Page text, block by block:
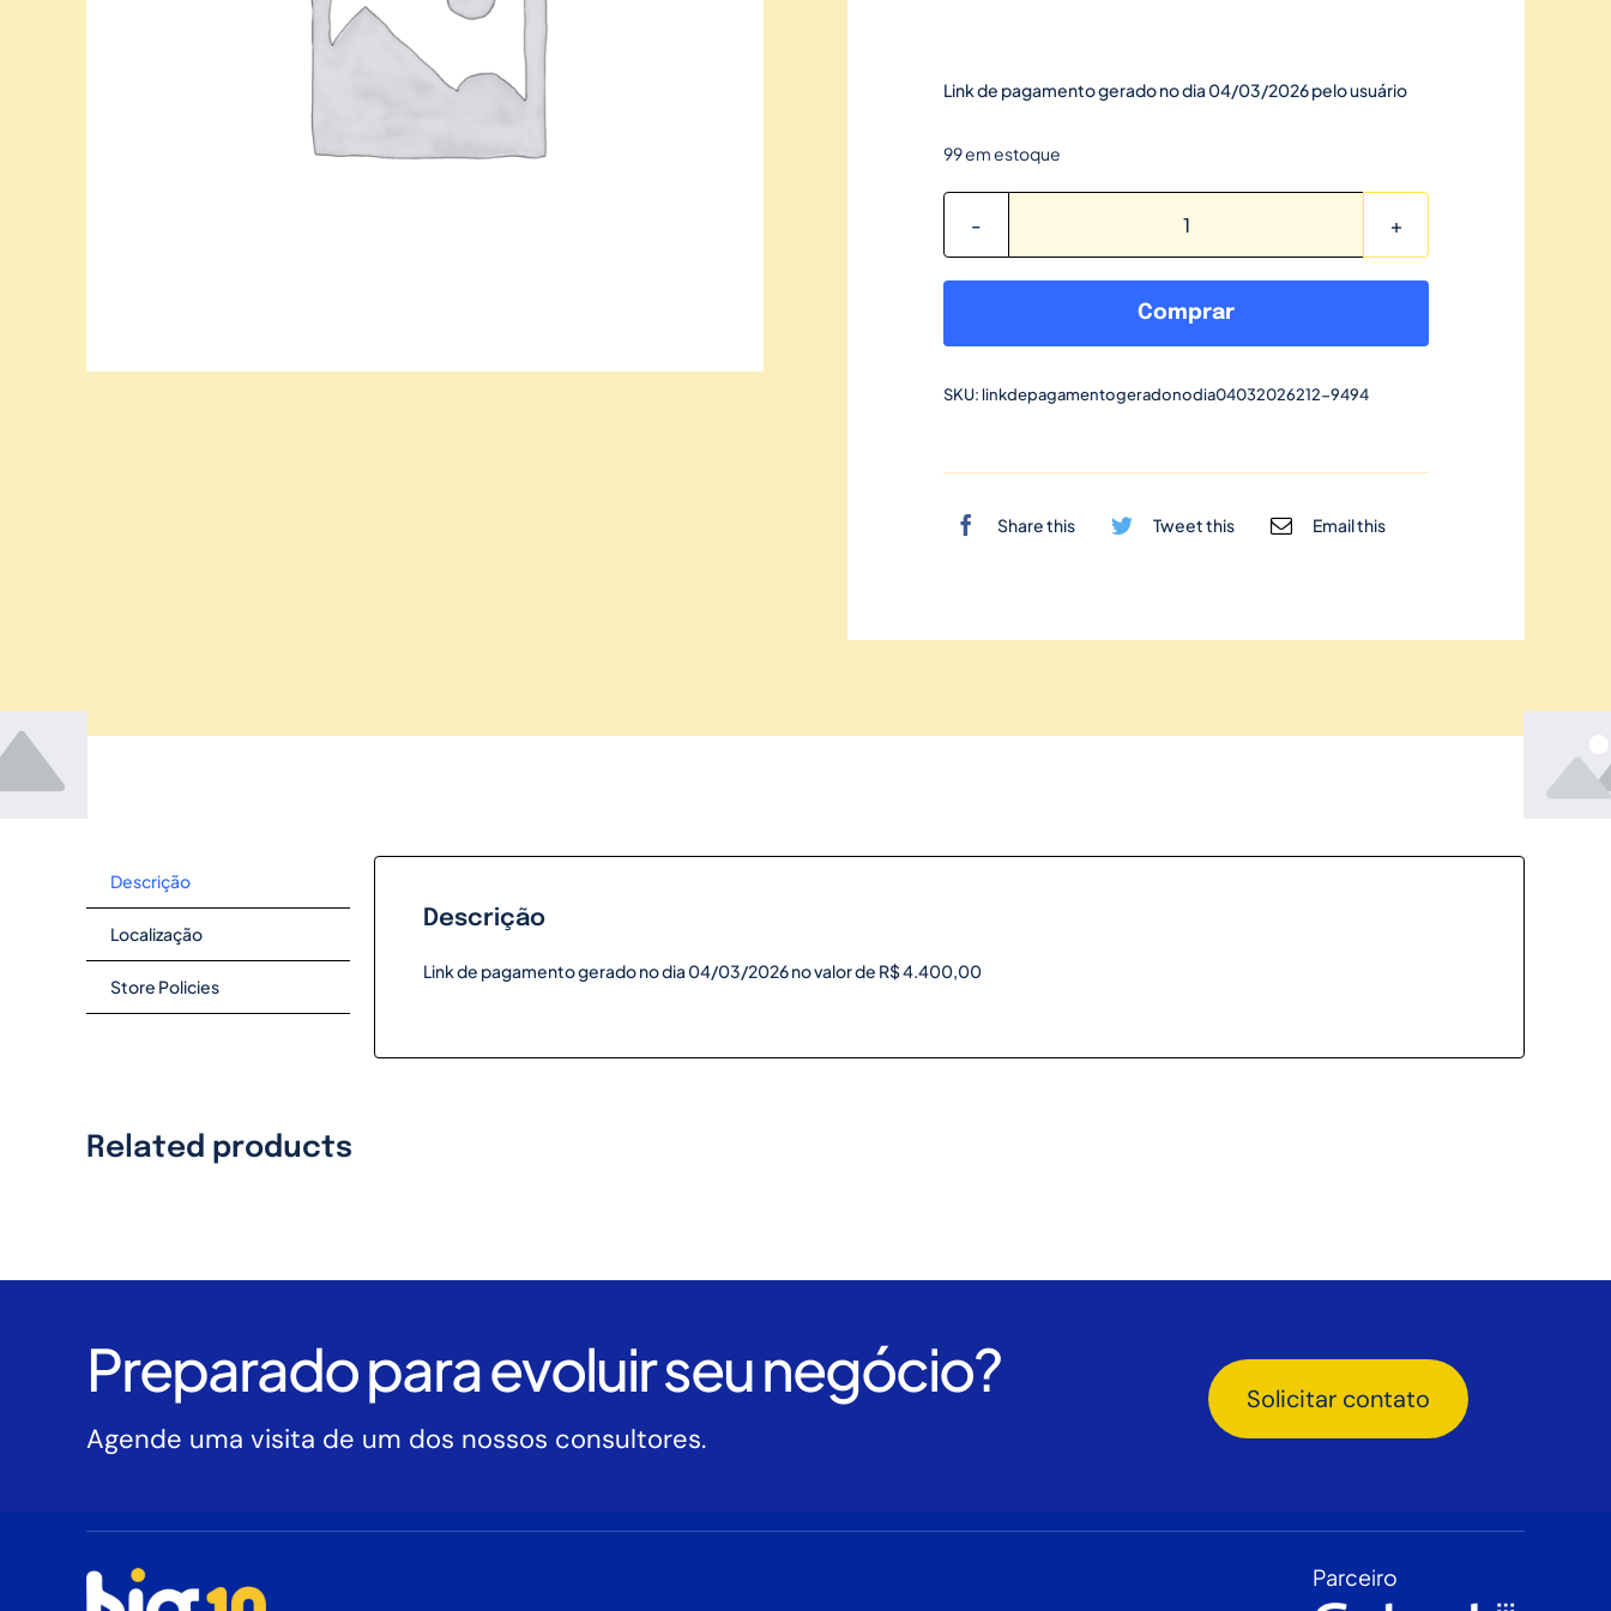
Link de pagamento gerado no dia 04/03/2026 pelo usuário
99 em estoque
Link
pagamento
dia
Comprar
SKU: linkdepagamentogeradonodia04032026212-9494
Share this Tweet this Email this
Descrição
Localização
Store Policies
Descrição
Link de pagamento gerado no dia 04/03/2026 no valor de R$ 4.400,00
Related products
Preparado para evoluir seu negócio?
Agende uma visita de um dos nossos consultores.
Solicitar contato
Parceiro